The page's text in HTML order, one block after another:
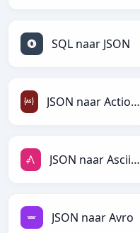
SQL naar JSON
JSON naar ActionScript
JSON naar AsciiDoc
JSON naar Avro